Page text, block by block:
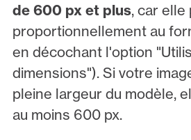
de 600 px et plus, car elle
proportionnellement au
en décochant l'option
dimensions"). Si votre
pleine largeur du modèle,
au moins 600 px.